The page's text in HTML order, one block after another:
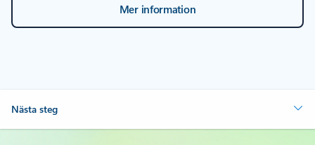
Mer information
Nästa steg